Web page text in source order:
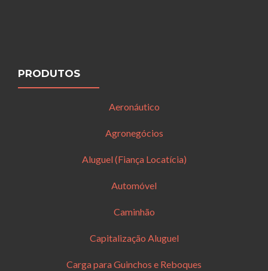
PRODUTOS
Aeronáutico
Agronegócios
Aluguel (Fiança Locatícia)
Automóvel
Caminhão
Capitalização Aluguel
Carga para Guinchos e Reboques